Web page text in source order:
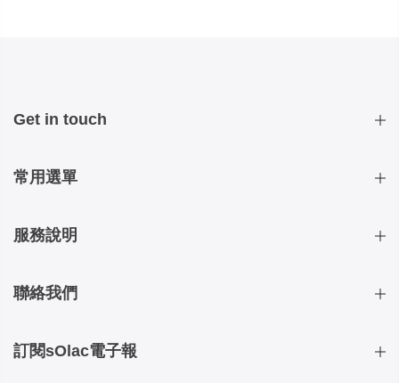
Get in touch
常用選單
服務說明
聯絡我們
訂閱sOlac電子報